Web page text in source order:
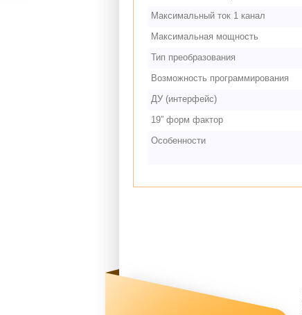
Максимальный ток 1 канал
Максимальная мощность
Тип преобразования
Возможность программирования
ДУ (интерфейс)
19” форм фактор
Особенности